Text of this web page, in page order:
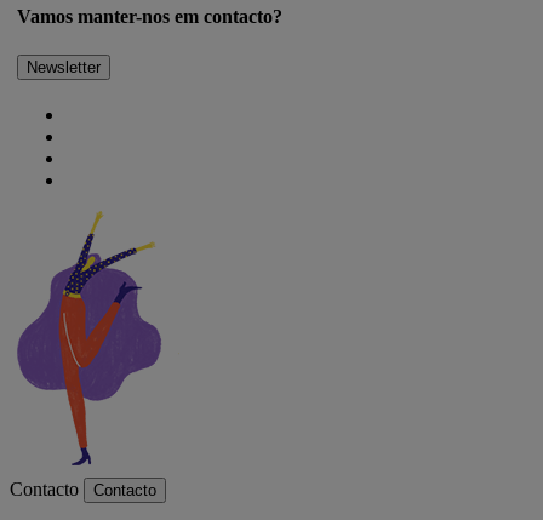
Vamos manter-nos em contacto?
Newsletter
Contacto Contacto